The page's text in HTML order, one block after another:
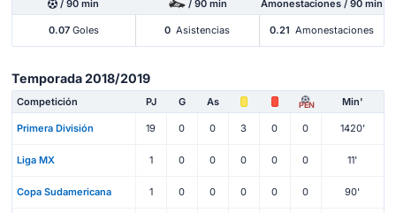
/ 90 min / 90 min Amonestaciones / 90 min
0.07Goles 0 Asistencias 0.21 Amonestaciones
Temporada 2018/2019
Competición PJ G As PEN Min'
Primera División 19 0 0 3 0 0 1420'
Liga MX 1 0 0 0 0 0 11'
Copa Sudamericana 1 0 0 0 0 0 90'